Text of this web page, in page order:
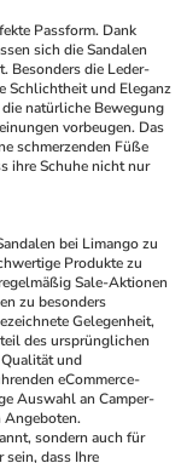
Passform. Dank
sich die Sandalen
Besonders die Leder-
Schlichtheit und Eleganz
natürliche Bewegung
vorbeugen. Das
schmerzenden Füße
ihre Schuhe nicht nur
bei Limango zu
Produkte zu
Sale-Aktionen
zu besonders
Gelegenheit,
des ursprünglichen
Qualität und
eCommerce-
Auswahl an Camper-
Angeboten.
sondern auch für
sein, dass Ihre